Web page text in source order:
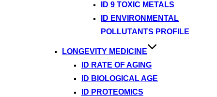
ID 9 TOXIC METALS
ID ENVIRONMENTAL
POLLUTANTS PROFILE
LONGEVITY MEDICINE
ID RATE OF AGING
ID BIOLOGICAL AGE
ID PROTEOMICS